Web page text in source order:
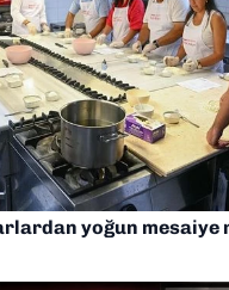
yoğun mesaiye